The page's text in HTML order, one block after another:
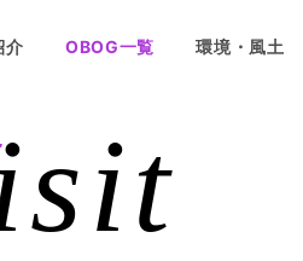
介 OBOG一覧 環境・風土